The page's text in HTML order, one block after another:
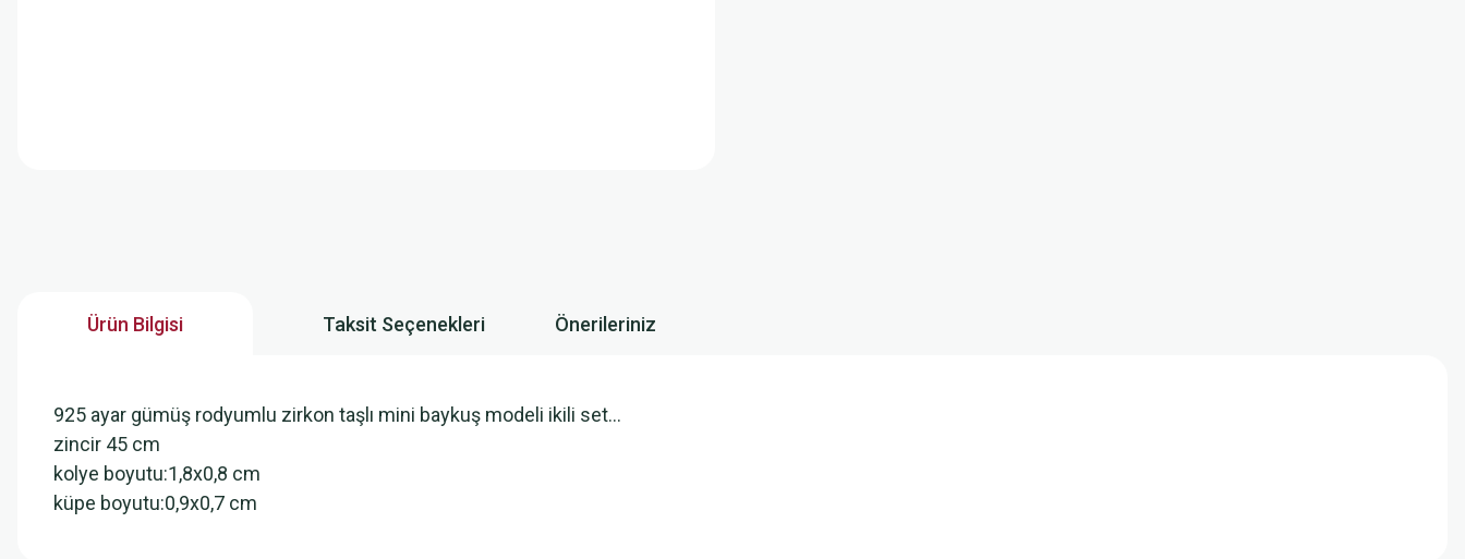
Ürün Bilgisi Taksit Seçenekleri Önerileriniz
925 ayar gümüş rodyumlu zirkon taşlı mini baykuş modeli ikili set...
zincir 45 cm
kolye boyutu:1,8x0,8 cm
küpe boyutu:0,9x0,7 cm